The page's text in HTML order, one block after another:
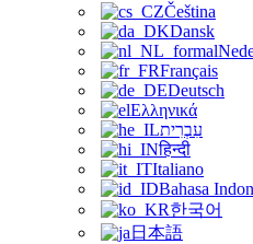
Čeština
Dansk
Français
Deutsch
Ελληνικά
עִבְרִית
हिन्दी
Italiano
Bahasa
한국어
日本語